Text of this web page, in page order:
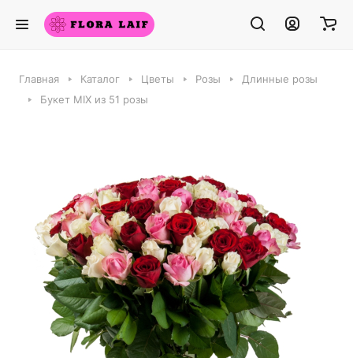
Главная Каталог Цветы Розы
Длинные розы
Букет MIX из 51 розы